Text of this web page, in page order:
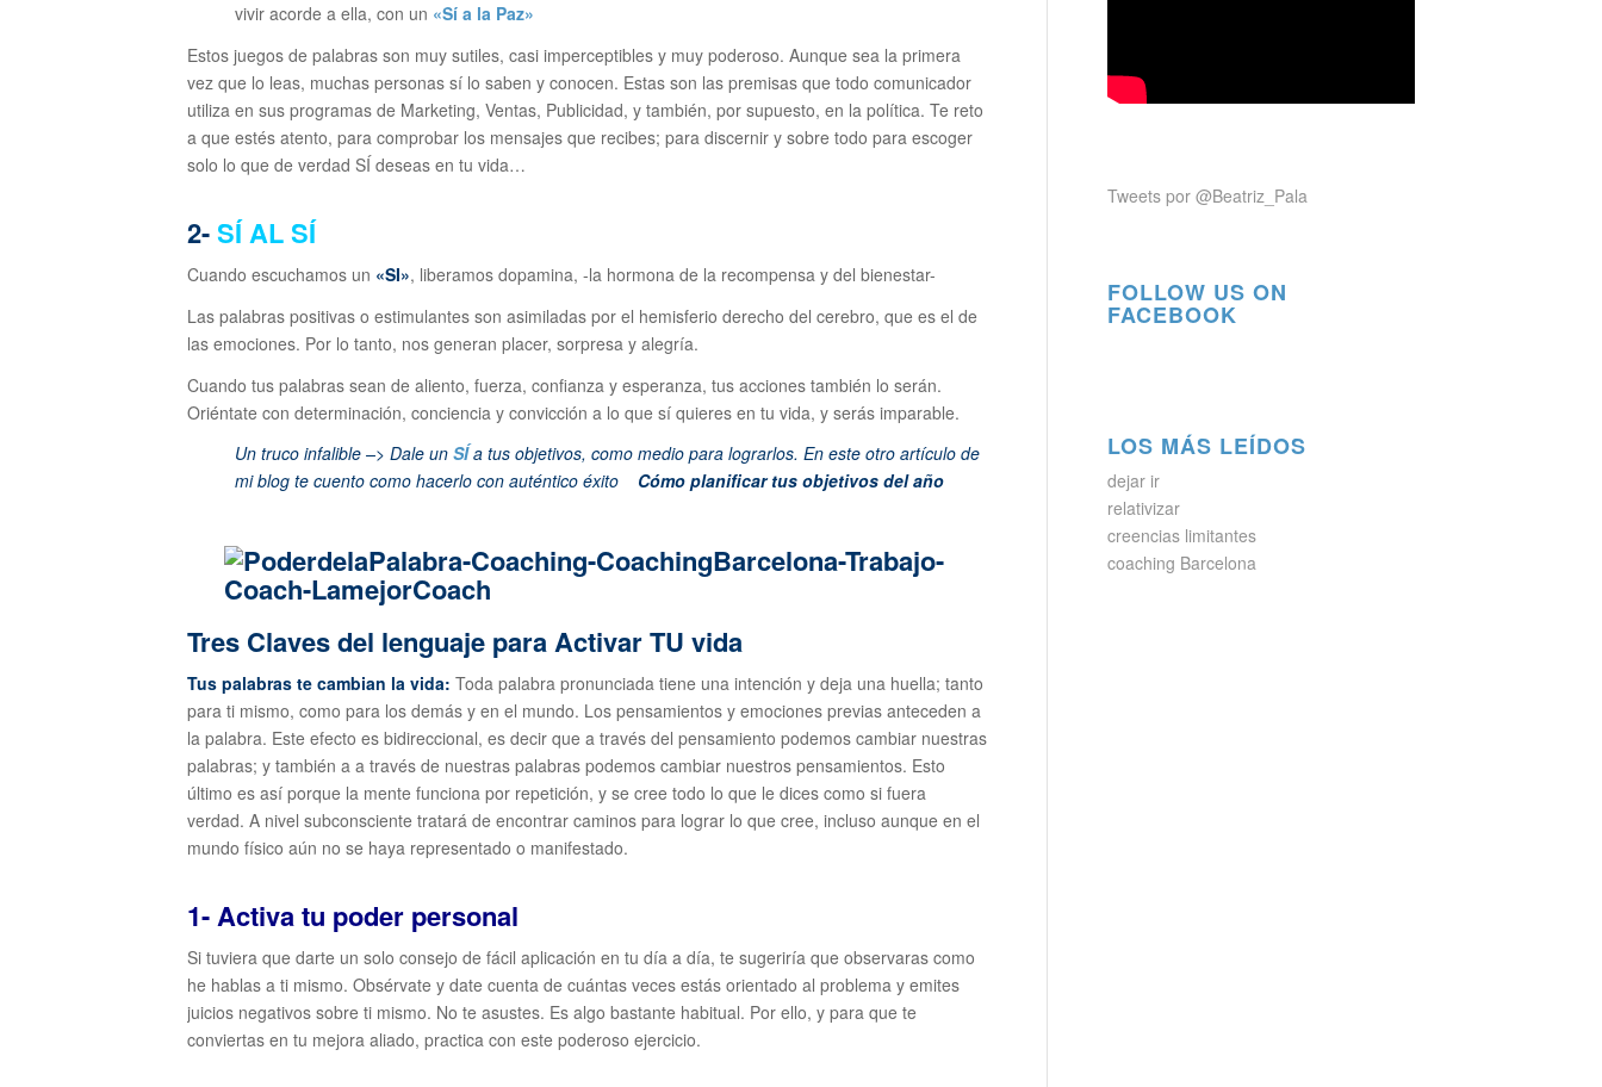
vivir acorde a ella, con un «Sí a la Paz»
Estos juegos de palabras son muy sutiles, casi imperceptibles y muy poderoso. Aunque sea la primera
vez que lo leas, muchas personas sí lo saben y conocen. Estas son las premisas que todo comunicador
utiliza en sus programas de Marketing, Ventas, Publicidad, y también, por supuesto, en la política. Te reto
a que estés atento, para comprobar los mensajes que recibes; para discernir y sobre todo para escoger
solo lo que de verdad SÍ deseas en tu vida…
2-SÍ AL SÍ
Cuando escuchamos un «SI», liberamos dopamina, -la hormona de la recompensa y del bienestar-
Las palabras positivas o estimulantes son asimiladas por el hemisferio derecho del cerebro, que es el de
las emociones. Por lo tanto, nos generan placer, sorpresa y alegría.
Cuando tus palabras sean de aliento, fuerza, confianza y esperanza, tus acciones también lo serán.
Oriéntate con determinación, conciencia y convicción a lo que sí quieres en tu vida, y serás imparable.
Un truco infalible –> Dale un SÍa tus objetivos, como medio para lograrlos. En este otro artículo de
mi blog te cuento como hacerlo con auténtico éxito
Cómo planificar tus objetivos del año
Tres Claves del lenguaje para Activar TU vida
Tus palabras te cambian la vida: Toda palabra pronunciada tiene una intención y deja una huella; tanto
para ti mismo, como para los demás y en el mundo. Los pensamientos y emociones previas anteceden a
la palabra. Este efecto es bidireccional, es decir que a través del pensamiento podemos cambiar nuestras
palabras; y también a a través de nuestras palabras podemos cambiar nuestros pensamientos. Esto
último es así porque la mente funciona por repetición, y se cree todo lo que le dices como si fuera
verdad. A nivel subconsciente tratará de encontrar caminos para lograr lo que cree, incluso aunque en el
mundo físico aún no se haya representado o manifestado.
1- Activa tu poder personal
Si tuviera que darte un solo consejo de fácil aplicación en tu día a día, te sugeriría que observaras como
he hablas a ti mismo. Obsérvate y date cuenta de cuántas veces estás orientado al problema y emites
juicios negativos sobre ti mismo. No te asustes. Es algo bastante habitual. Por ello, y para que te
conviertas en tu mejora aliado, practica con este poderoso ejercicio.
Tweets por @Beatriz_Pala
FOLLOW US ON
FACEBOOK
LOS MÁS LEÍDOS
dejar ir
relativizar
creencias limitantes
coaching Barcelona